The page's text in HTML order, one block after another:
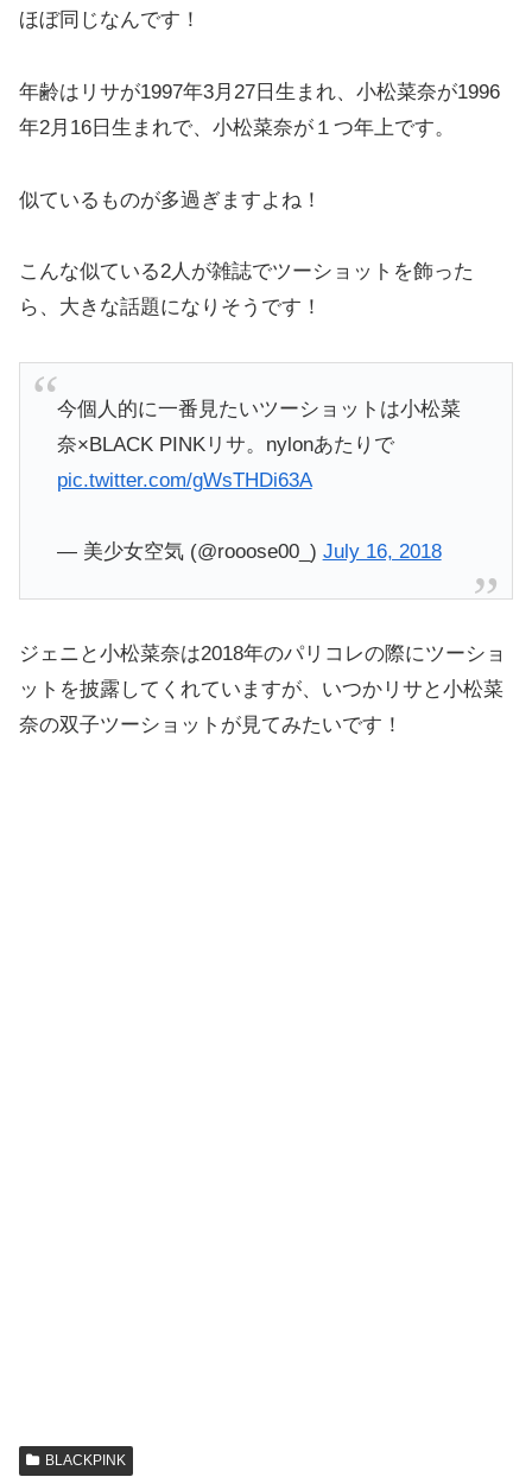
ほぼ同じなんです！
年齢はリサが1997年3月27日生まれ、小松菜奈が1996
年2月16日生まれで、小松菜奈が１つ年上です。
似ているものが多過ぎますよね！
こんな似ている2人が雑誌でツーショットを飾った
ら、大きな話題になりそうです！
今個人的に一番見たいツーショットは小松菜
奈×BLACK PINKリサ。nylonあたりで
pic.twitter.com/gWsTHDi63A
— 美少女空気 (@rooose00_) July 16, 2018
ジェニと小松菜奈は2018年のパリコレの際にツーショ
ットを披露してくれていますが、いつかリサと小松菜
奈の双子ツーショットが見てみたいです！
BLACKPINK